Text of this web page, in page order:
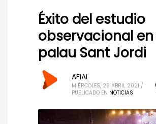
Éxito del estudio
observacional en
palau Sant Jordi
AFIAL
MIÉRCOLES, 28 ABRIL 2021 /
PUBLICADO EN NOTICIAS